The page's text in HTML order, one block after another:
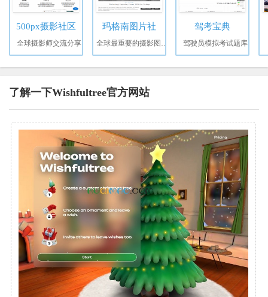
500px摄影社区
全球摄影师交流分享
玛格南图片社 驾考宝典
驾驶员模拟考试题库
了解一下Wishfultree官方网站